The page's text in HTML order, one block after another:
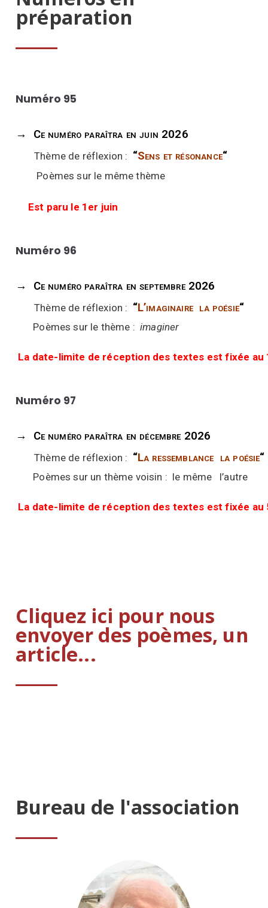
préparation
Numéro 95
→ Ce numéro paraîtra en juin 2026
Thème de réflexion : “Sens et résonance“
Poèmes sur le même thème
Est paru le 1er juin
Numéro 96
→ Ce numéro paraîtra en septembre 2026
Thème de réflexion : “L’imaginaire la poésie“
Poèmes sur le thème : imaginer
La date-limite de réception des textes est fixée au
Numéro 97
→ Ce numéro paraîtra en décembre 2026
Thème de réflexion : “La ressemblance la poésie“
Poèmes sur un thème voisin : le même l’autre
La date-limite de réception des textes est fixée au
Cliquez ici pour nous
envoyer des poèmes, un
article...
Bureau de l'association